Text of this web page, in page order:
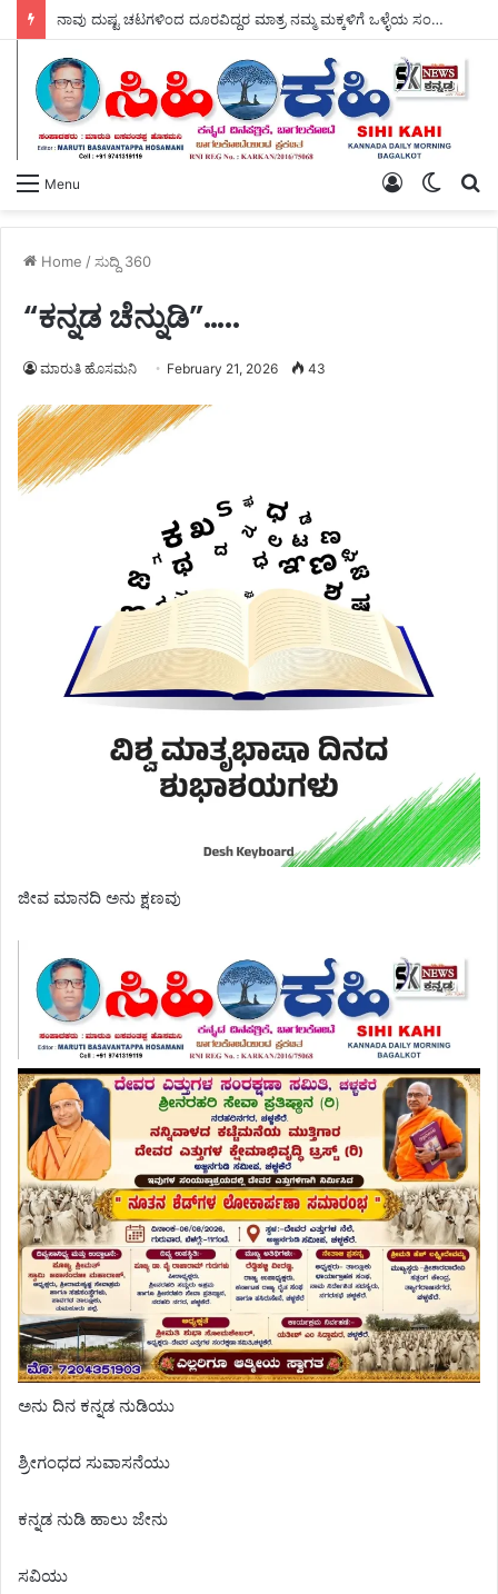
Menu
Switch
Log
Home /ಸುದ್ದಿ 360
“ಕನ್ನಡ ಚೆನ್ನುಡಿ”…..
ಮಾರುತಿ ಹೊಸಮನಿ February 21, 2026 43
ಜೀವ ಮಾನದಿ ಅನು ಕ್ಷಣವು
ಅನು ದಿನ ಕನ್ನಡ ನುಡಿಯು
ಶ್ರೀಗಂಧದ ಸುವಾಸನೆಯು
ಕನ್ನಡ ನುಡಿ ಹಾಲು ಜೇನು
ಸವಿಯು